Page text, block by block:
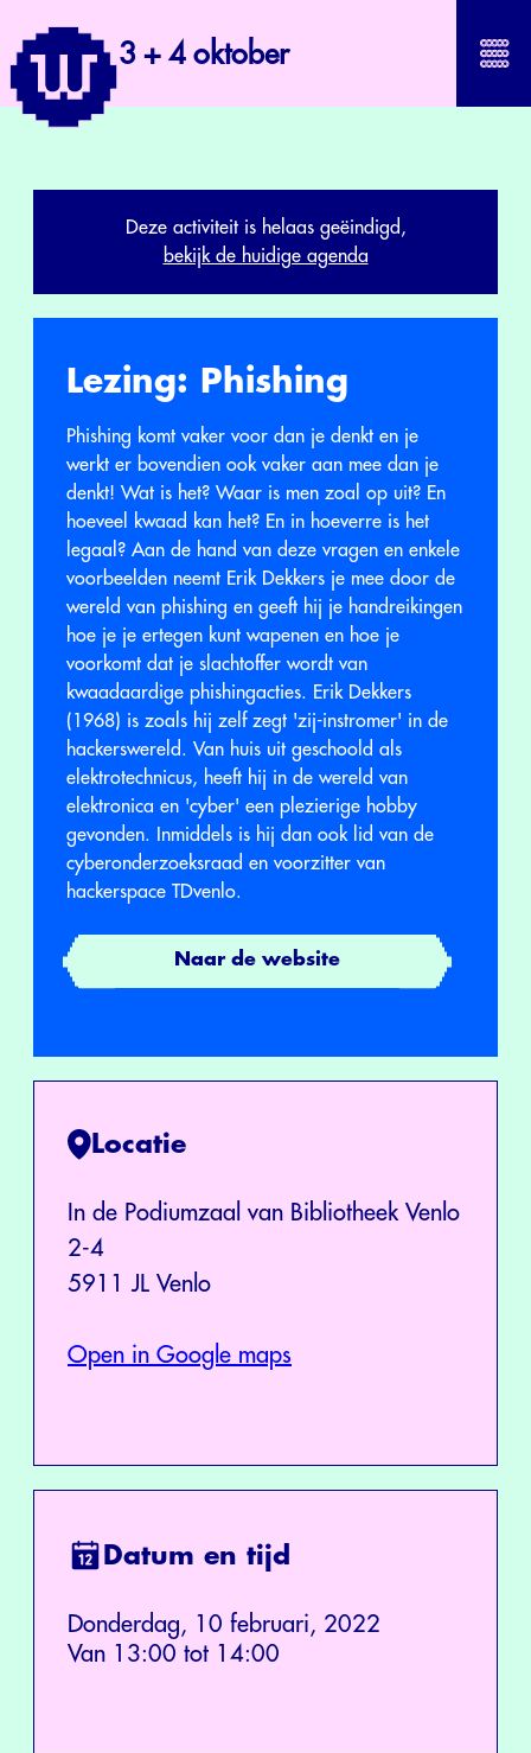
3 + 4 oktober
Deze activiteit is helaas geëindigd,
bekijk de huidige agenda
Lezing: Phishing
Phishing komt vaker voor dan je denkt en je
werkt er bovendien ook vaker aan mee dan je
denkt! Wat is het? Waar is men zoal op uit? En
hoeveel kwaad kan het? En in hoeverre is het
legaal? Aan de hand van deze vragen en enkele
voorbeelden neemt Erik Dekkers je mee door de
wereld van phishing en geeft hij je handreikingen
hoe je je ertegen kunt wapenen en hoe je
voorkomt dat je slachtoffer wordt van
kwaadaardige phishingacties. Erik Dekkers
(1968) is zoals hij zelf zegt 'zij-instromer' in de
hackerswereld. Van huis uit geschoold als
elektrotechnicus, heeft hij in de wereld van
elektronica en 'cyber' een plezierige hobby
gevonden. Inmiddels is hij dan ook lid van de
cyberonderzoeksraad en voorzitter van
hackerspace TDvenlo.
Naar de website
Locatie
In de Podiumzaal van Bibliotheek Venlo
2-4
5911 JL Venlo
Open in Google maps
Datum en tijd
Donderdag, 10 februari, 2022
Van 13:00 tot 14:00